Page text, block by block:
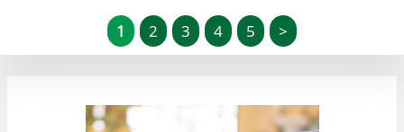
1 2 3 4 5 >